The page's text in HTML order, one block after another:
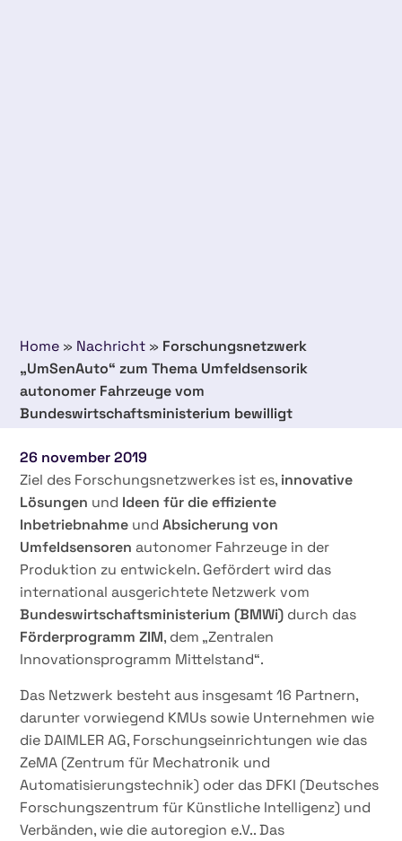
Home » Nachricht » Forschungsnetzwerk
„UmSenAuto“ zum Thema Umfeldsensorik
autonomer Fahrzeuge vom
Bundeswirtschaftsministerium bewilligt
26 november 2019
Ziel des Forschungsnetzwerkes ist es, innovative
Lösungen und Ideen für die effiziente
Inbetriebnahme undAbsicherung von
Umfeldsensoren autonomer Fahrzeuge in der
Produktion zu entwickeln. Gefördert wird das
international ausgerichtete Netzwerk vom
Bundeswirtschaftsministerium (BMWi) durch das
Förderprogramm ZIM, dem „Zentralen
Innovationsprogramm Mittelstand“.
Das Netzwerk besteht aus insgesamt 16 Partnern,
darunter vorwiegend KMUs sowie Unternehmen wie
die DAIMLER AG, Forschungseinrichtungen wie das
ZeMA (Zentrum für Mechatronik und
Automatisierungstechnik) oder das DFKI (Deutsches
Forschungszentrum für Künstliche Intelligenz) und
Verbänden, wie die autoregion e.V.. Das